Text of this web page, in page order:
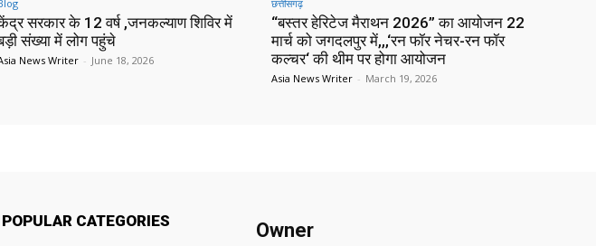
सरकार के 12 वर्ष ,जनकल्याण शिविर में
संख्या में लोग पहुंचे
News Writer - June 18, 2026
छत्तीसगढ़
“बस्तर हेरिटेज मैराथन 2026” का आयोजन 22
मार्च को जगदलपुर में,,,‘रन फॉर नेचर-रन फॉर
कल्चर‘ की थीम पर होगा आयोजन
Asia News Writer - March 19, 2026
POPULAR CATEGORIES Owner